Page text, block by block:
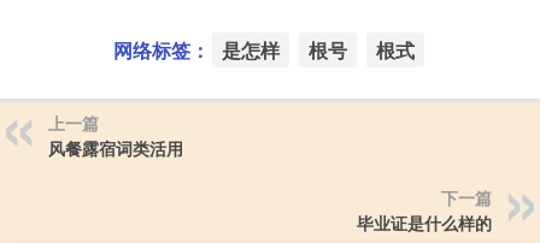
网络标签： 是怎样 根号 根式
上一篇
风餐露宿词类活用
下一篇
毕业证是什么样的